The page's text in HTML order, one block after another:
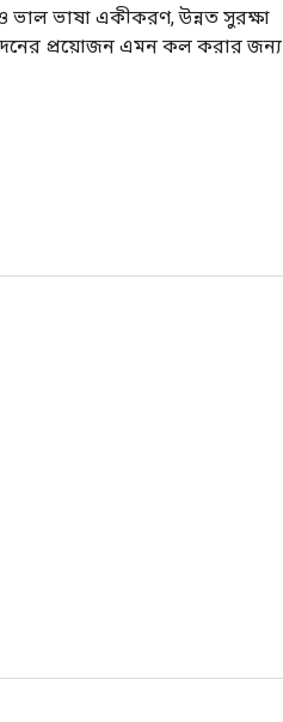
ভাল ভাষা একীকরণ, উন্নত সুরক্ষা
প্রয়োজন এমন কল করার জন্য